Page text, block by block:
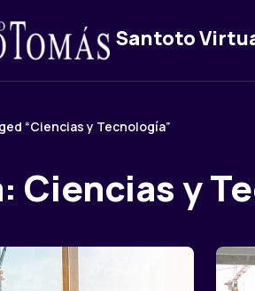
Santoto
“Ciencias y Tecnología”
Ciencias y